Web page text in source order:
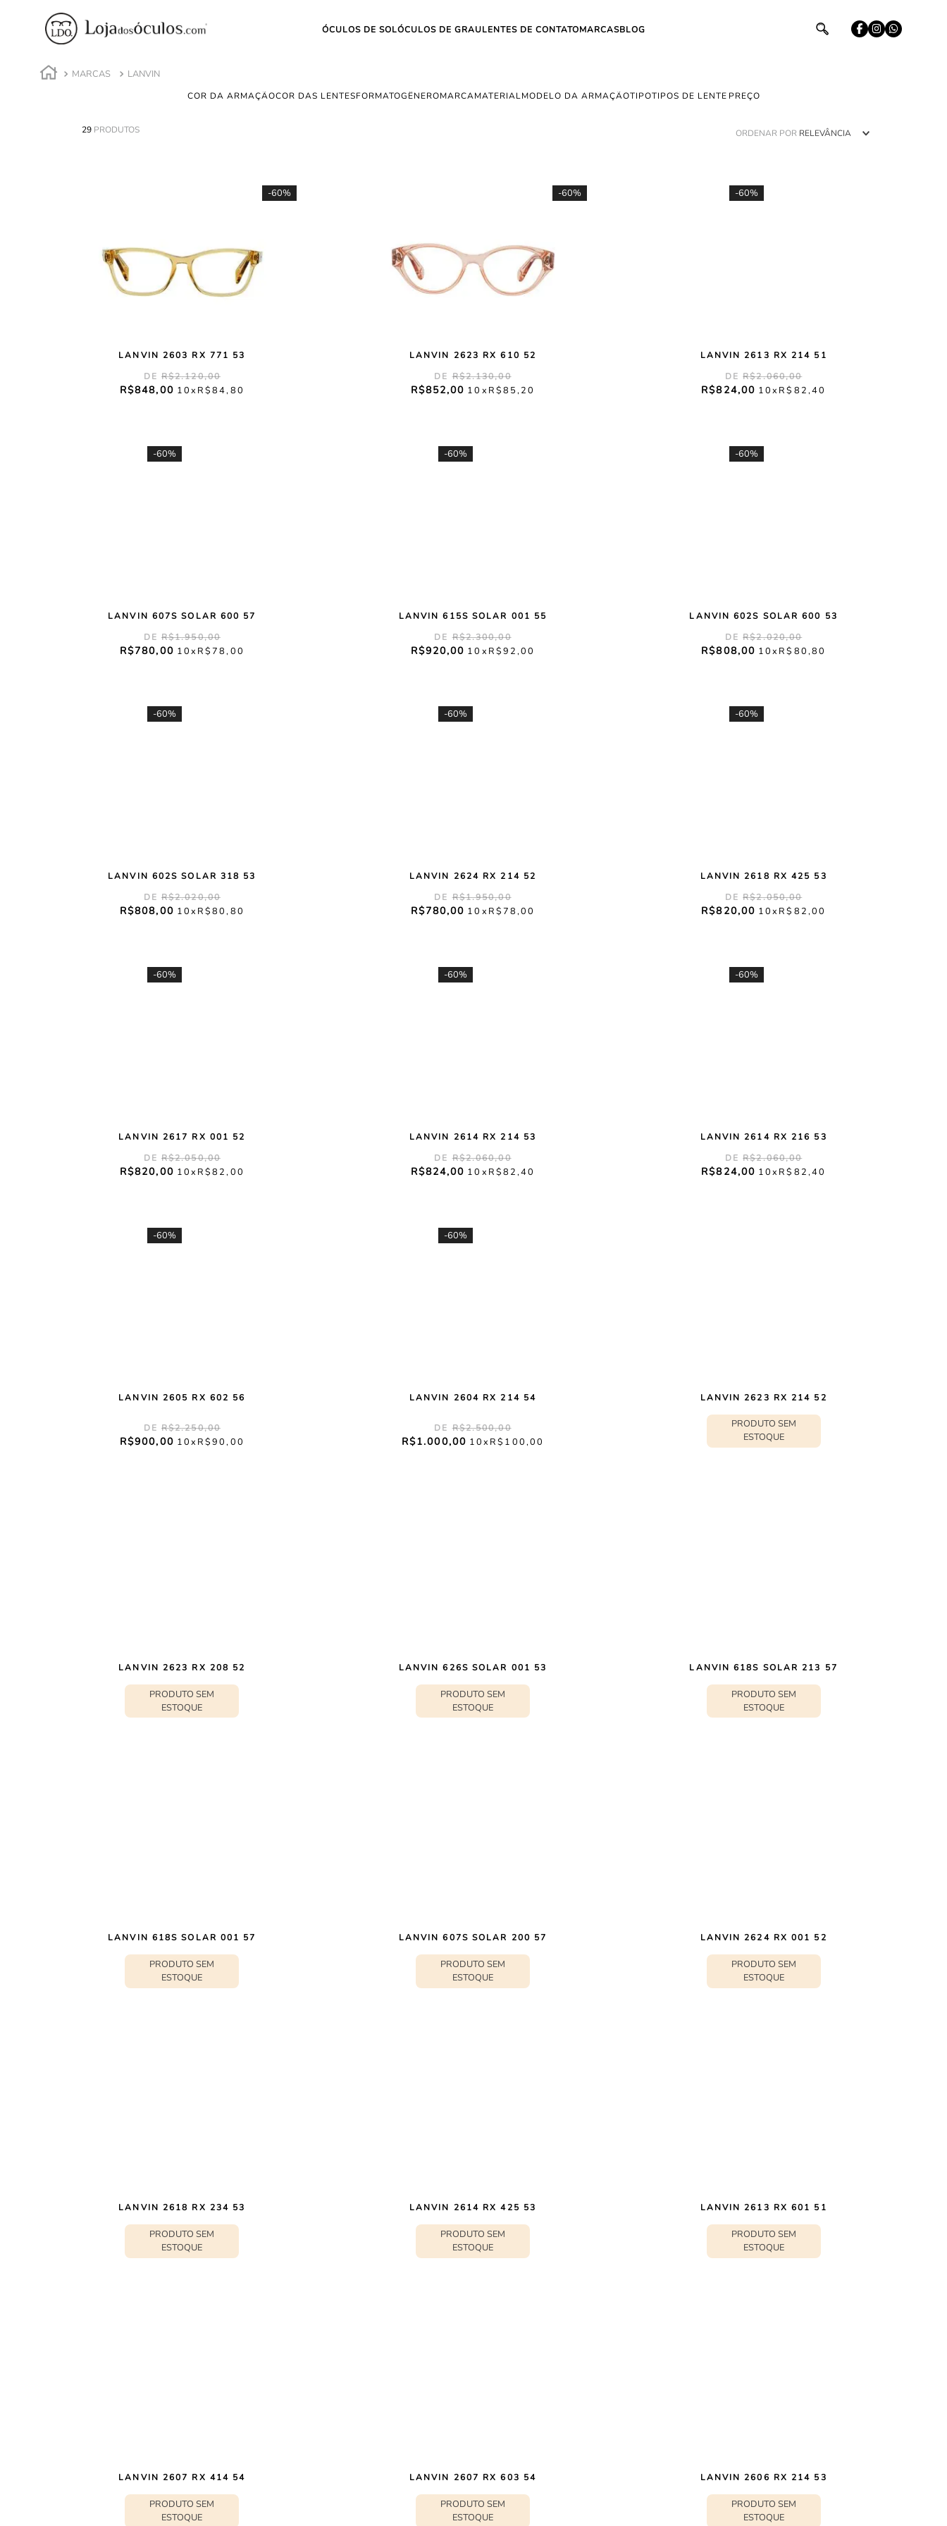
ÓCULOS DE SOLÓCULOS DE GRAULENTES DE CONTATOMARCASBLOG
MARCAS LANVIN
COR DA ARMAÇÃOCOR DAS LENTESFORMATOGÊNEROMARCAMATERIALMODELO DA ARMAÇÃOTIPOTIPOS DE LENTE
29 PRODUTOS ORDENAR POR RELEVÂNCIA
-60%
LANVIN 2603 RX 771 53
R$2.120,00
R$848,00 10 R$84,80
-60%
LANVIN 2623 RX 610 52
R$2.130,00
R$852,00 10 R$85,20
-60%
LANVIN 2613 RX 214 51
R$2.060,00
R$824,00 10 R$ 82,40
-60%
LANVIN 607S SOLAR 600 57
R$1.950,00
R$780,00 10 R$78,00
-60%
LANVIN 615S SOLAR 001 55
R$2.300,00
R$920,00 10 R$92,00
-60%
LANVIN 602S SOLAR 600 53
R$2.020,00
R$808,00 10 R$ 80,80
-60%
LANVIN 602S SOLAR 318 53
R$2.020,00
R$808,00 10 R$80,80
-60%
LANVIN 2624 RX 214 52
R$1.950,00
R$780,00 10 R$78,00
-60%
LANVIN 2618 RX 425 53
R$2.050,00
R$820,00 10 R$ 82,00
-60%
LANVIN 2617 RX 001 52
R$2.050,00
R$820,00 10 R$82,00
-60%
LANVIN 2614 RX 214 53
R$2.060,00
R$824,00 10 R$82,40
-60%
LANVIN 2614 RX 216 53
R$2.060,00
R$824,00 10 R$ 82,40
-60%
LANVIN 2605 RX 602 56
R$2.250,00
R$900,00 10 R$90,00
-60%
LANVIN 2604 RX 214 54
R$2.500,00
R$1.000,00 10 R$ 100,00
LANVIN 2623 RX 214 52
PRODUTO SEM
ESTOQUE
LANVIN 2623 RX 208 52
PRODUTO SEM
ESTOQUE
LANVIN 626S SOLAR 001 53
PRODUTO SEM
ESTOQUE
LANVIN 618S SOLAR 213 57
PRODUTO SEM
ESTOQUE
LANVIN 618S SOLAR 001 57
PRODUTO SEM
ESTOQUE
LANVIN 607S SOLAR 200 57
PRODUTO SEM
ESTOQUE
LANVIN 2624 RX 001 52
PRODUTO SEM
ESTOQUE
LANVIN 2618 RX 234 53
PRODUTO SEM
ESTOQUE
LANVIN 2614 RX 425 53
PRODUTO SEM
ESTOQUE
LANVIN 2613 RX 601 51
PRODUTO SEM
ESTOQUE
LANVIN 2607 RX 414 54
PRODUTO SEM
ESTOQUE
LANVIN 2607 RX 603 54
PRODUTO SEM
ESTOQUE
LANVIN 2606 RX 214 53
PRODUTO SEM
ESTOQUE